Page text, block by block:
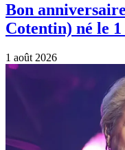
Bon
Cotentin) né le
1 août 2026